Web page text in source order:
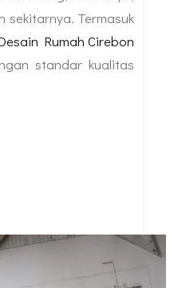
sekitarnya. Termasuk
Rumah Cirebon
standar kualitas